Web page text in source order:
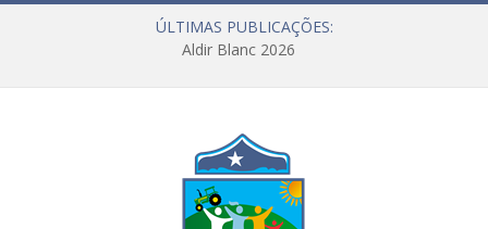
ÚLTIMAS PUBLICAÇÕES:
Aldir Blanc 2026